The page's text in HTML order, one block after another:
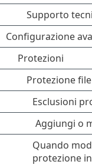
Supporto
Configurazione
Protezioni
Protezione
Esclusioni
Aggiungi o
Quando
protezione